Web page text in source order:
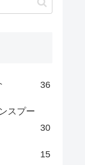
36
スプー
30
15